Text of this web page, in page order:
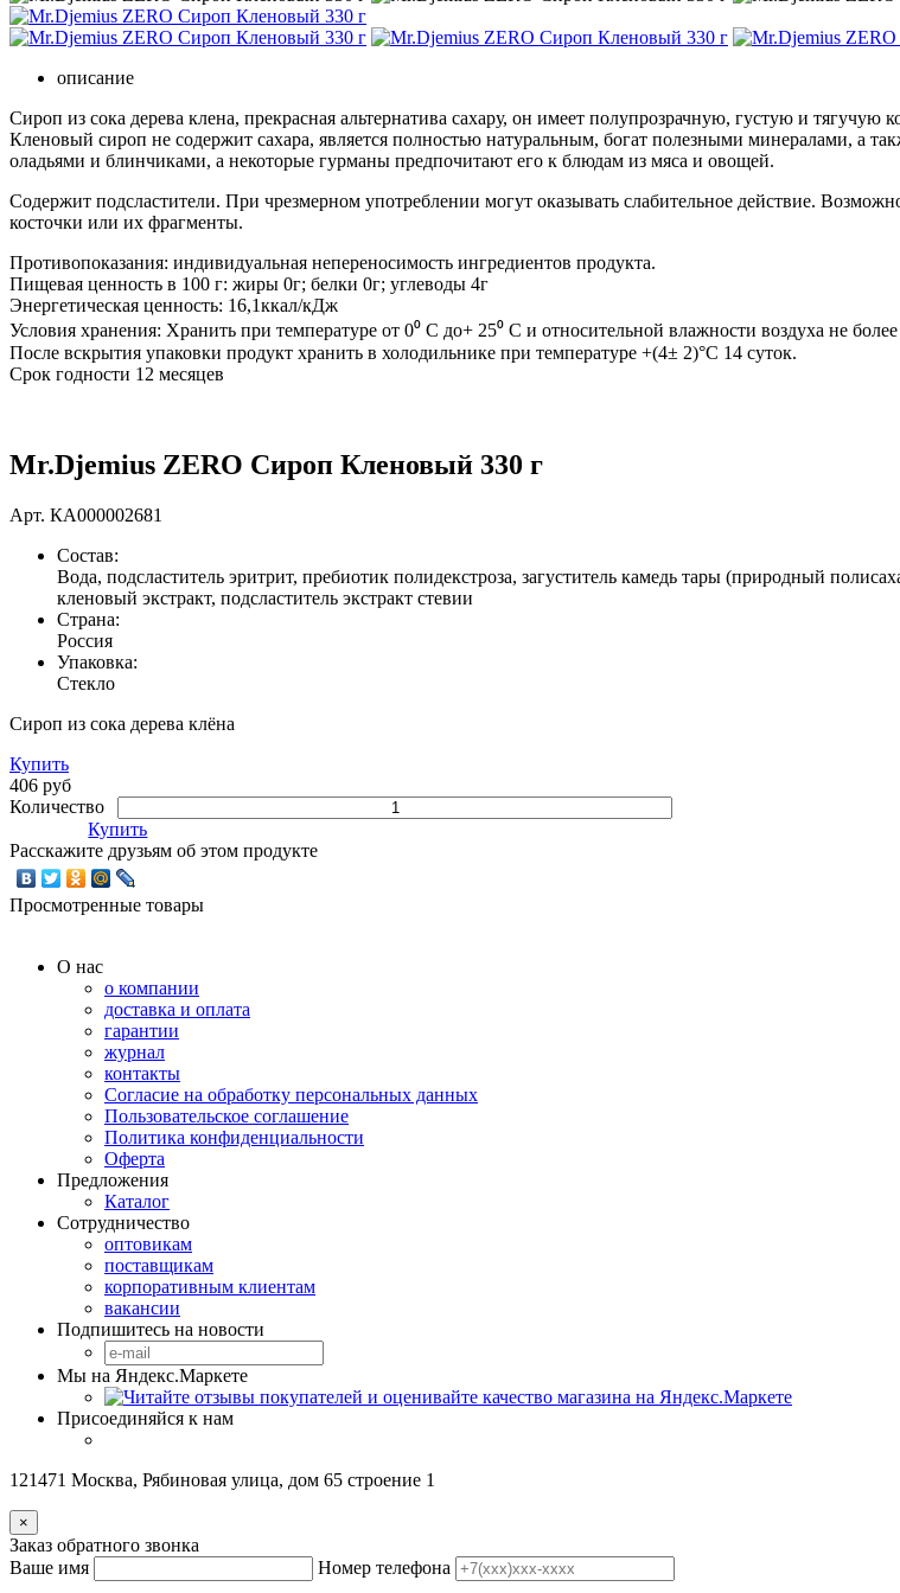
описание
Сироп из сока дерева клена, прекрасная альтернатива сахару, он имеет полупрозрачную, густую и
Кленовый сироп не содержит сахара, является полностью натуральным, богат полезными минералами, а
оладьями и блинчиками, а некоторые гурманы предпочитают его к блюдам из мяса и овощей.
Содержит подсластители. При чрезмерном употреблении могут оказывать слабительное действие.
косточки или их фрагменты.
Противопоказания: индивидуальная непереносимость ингредиентов продукта.
Пищевая ценность в 100 г: жиры 0г; белки 0г; углеводы 4г
Энергетическая ценность: 16,1ккал/кДж
Условия хранения: Хранить при температуре от 0⁰ С до+ 25⁰ С и относительной влажности воздуха не
После вскрытия упаковки продукт хранить в холодильнике при температуре +(4± 2)°С 14 суток.
Срок годности 12 месяцев
Mr.Djemius ZERO Сироп Кленовый 330 г
Арт. КА000002681
Состав:
Вода, подсластитель эритрит, пребиотик полидекстроза, загуститель камедь тары (природный
кленовый экстракт, подсластитель экстракт стевии
Страна:
Россия
Упаковка:
Стекло
Сироп из сока дерева клёна
Купить
406 руб
Количество
Купить
Расскажите друзьям об этом продукте
Просмотренные товары
О нас
о компании
доставка и оплата
гарантии
журнал
контакты
Согласие на обработку персональных данных
Пользовательское соглашение
Политика конфиденциальности
Оферта
Предложения
Каталог
Сотрудничество
оптовикам
поставщикам
корпоративным клиентам
вакансии
Подпишитесь на новости
Мы на Яндекс.Маркете
Присоединяйся к нам
121471 Москва, Рябиновая улица, дом 65 строение 1
×
Заказ обратного звонка
Ваше имя
Номер телефона